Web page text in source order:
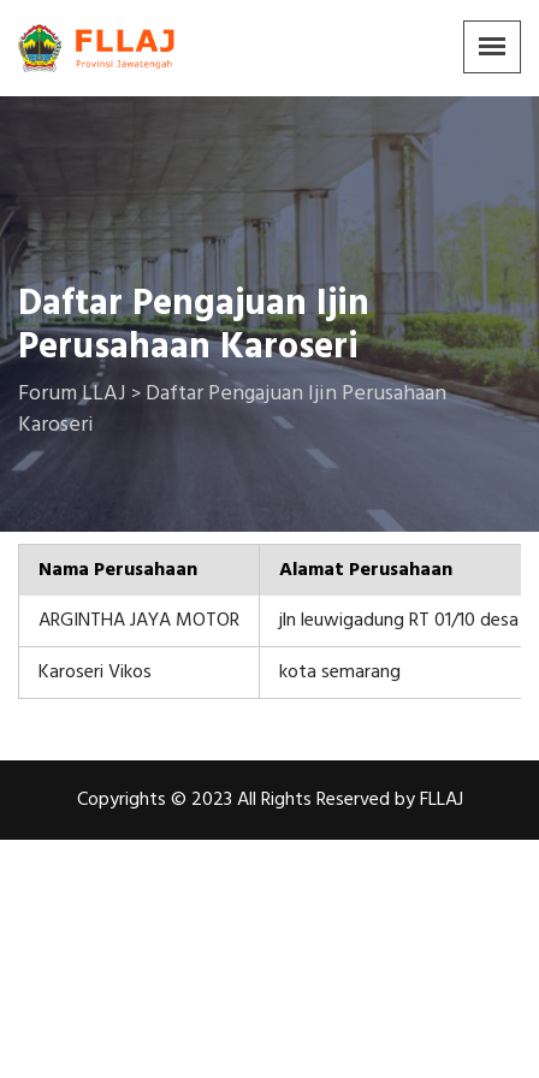
Daftar Pengajuan Ijin
Perusahaan Karoseri
Forum LLAJ >Daftar Pengajuan Ijin Perusahaan
Karoseri
Nama Perusahaan
Alamat Perusahaan
ARGINTHA JAYA MOTOR
jln leuwigadung RT 01/10 desa
Karoseri Vikos
kota semarang
Copyrights © 2023 All Rights Reserved by FLLAJ